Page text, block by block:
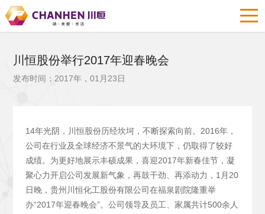
川恒股份举行2017年迎春晚会
发布时间：2017年，01月23日
14年光阴，川恒股份历经坎坷，不断探索向前。2016年，
公司在行业及全球经济不景气的大环境下，仍取得了较好
成绩。为更好地展示丰硕成果，喜迎2017年新春佳节，凝
聚心力开启公司发展新气象，再鼓干劲、再添动力，1月20
日晚，贵州川恒化工股份有限公司在福泉剧院隆重举
办“2017年迎春晚会”。公司领导及员工、家属共计500余人